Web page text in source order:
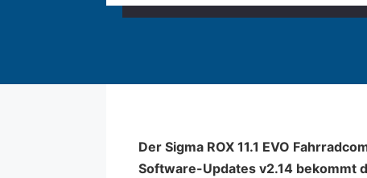
Der Sigma ROX 11.1 EVO
Software-Updates v2.14 bekommt